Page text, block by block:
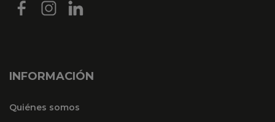
INFORMACIÓN
Quiénes somos